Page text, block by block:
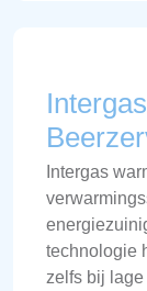
Intergas
technologie
zelfs bij